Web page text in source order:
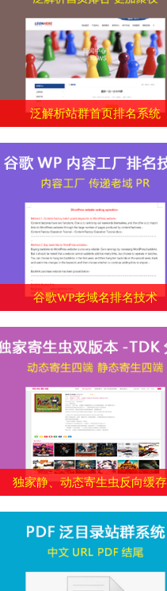
泛解析站群首页排名系统
谷歌WP老域名排名技术
独家静、动态寄生虫反向缓